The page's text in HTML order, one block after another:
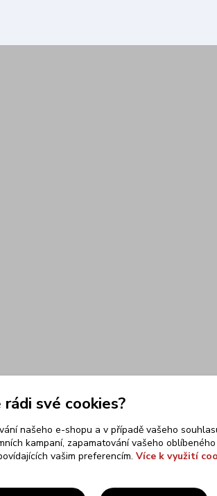
rádi své cookies?
našeho e-shopu a v případě vašeho
kampaní, zapamatování vašeho
vašim preferencím. Více k využití